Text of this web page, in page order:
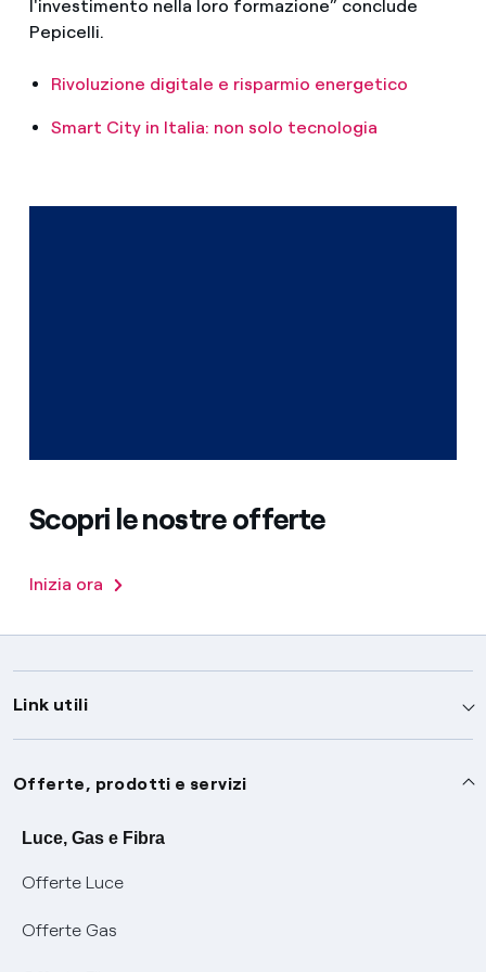
l'investimento nella loro formazione” conclude
Pepicelli.
Rivoluzione digitale e risparmio energetico
Smart City in Italia: non solo tecnologia
Scopri le nostre offerte
Inizia ora
Link utili
Assistenza
Avvisi
SOS luce e gas
Conciliazioni e risoluzione delle controversie
Servizi
Offerte, prodotti e servizi
Luce, Gas e Fibra
Offerte Luce
Offerte Gas